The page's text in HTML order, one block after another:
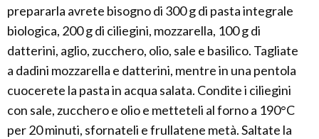
prepararla avrete bisogno di 300 g di pasta integrale
biologica, 200 g di ciliegini, mozzarella, 100 g di
datterini, aglio, zucchero, olio, sale e basilico. Tagliate
a dadini mozzarella e datterini, mentre in una pentola
cuocerete la pasta in acqua salata. Condite i ciliegini
con sale, zucchero e olio e metteteli al forno a 190°C
per 20 minuti, sfornateli e frullatene metà. Saltate la